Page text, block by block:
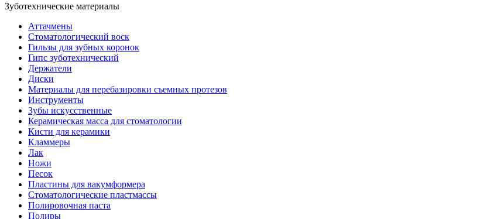
Зуботехнические материалы
Аттачмены
Стоматологический воск
Гильзы для зубных коронок
Гипс зуботехнический
Держатели
Диски
Материалы для перебазировки съемных протезов
Инструменты
Зубы искусственные
Керамическая масса для стоматологии
Кисти для керамики
Кламмеры
Лак
Ножи
Песок
Пластины для вакумформера
Стоматологические пластмассы
Полировочная паста
Полиры